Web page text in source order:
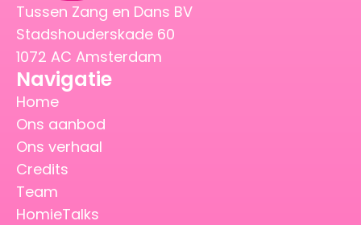
Tussen Zang en Dans BV
Stadshouderskade 60
1072 AC Amsterdam
Navigatie
Home
Ons aanbod
Ons verhaal
Credits
Team
HomieTalks